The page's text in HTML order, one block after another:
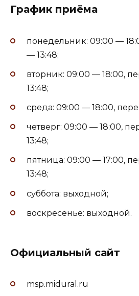
График приёма
понедельник: 09:00 —
— 13:48;
вторник: 09:00 — 18:00,
13:48;
среда: 09:00 — 18:00,
четверг: 09:00 — 18:00,
13:48;
пятница: 09:00 — 17:00,
13:48;
суббота: выходной;
воскресенье: выходной.
Официальный сайт
msp.midural.ru